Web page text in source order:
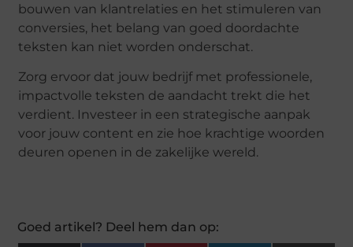
bouwen van klantrelaties en het stimuleren van
conversies, het belang van goed doordachte
teksten kan niet worden onderschat.
Zorg ervoor dat jouw bedrijf met professionele,
impactvolle teksten de aandacht trekt die het
verdient. Investeer in een strategische aanpak
voor jouw content en zie hoe krachtige woorden
deuren openen in de zakelijke wereld.
Goed artikel? Deel hem dan op: